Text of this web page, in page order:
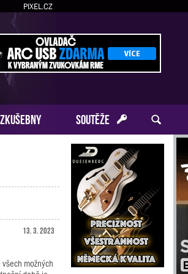
PIXEL.CZ
ZKUŠEBNY SOUTĚŽE
13. 3. 2023
možných